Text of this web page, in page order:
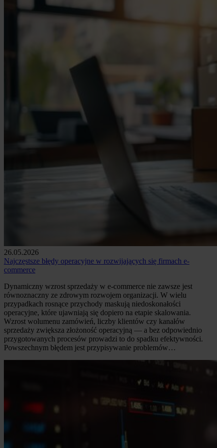
26.05.2026
Najczęstsze błędy operacyjne w rozwijających się firmach e-
commerce
Dynamiczny wzrost sprzedaży w e-commerce nie zawsze jest
równoznaczny ze zdrowym rozwojem organizacji. W wielu
przypadkach rosnące przychody maskują niedoskonałości
operacyjne, które ujawniają się dopiero na etapie skalowania.
Wzrost wolumenu zamówień, liczby klientów czy kanałów
sprzedaży zwiększa złożoność operacyjną — a bez odpowiednio
przygotowanych procesów prowadzi to do spadku efektywności.
Powszechnym błędem jest przypisywanie problemów…